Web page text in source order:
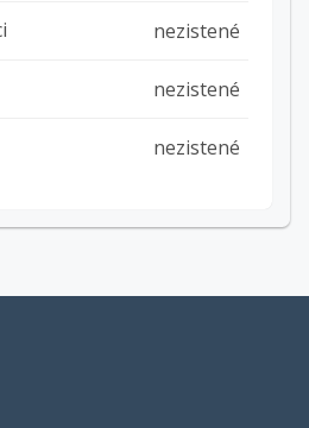
nezistené
nezistené
nezistené